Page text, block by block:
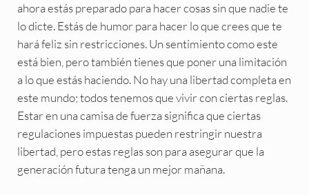
ahora estás preparado para hacer cosas sin que nadie te
lo dicte. Estás de humor para hacer lo que crees que te
hará feliz sin restricciones. Un sentimiento como este
está bien, pero también tienes que poner una limitación
a lo que estás haciendo. No hay una libertad completa en
este mundo; todos tenemos que vivir con ciertas reglas.
Estar en una camisa de fuerza significa que ciertas
regulaciones impuestas pueden restringir nuestra
libertad, pero estas reglas son para asegurar que la
generación futura tenga un mejor mañana.